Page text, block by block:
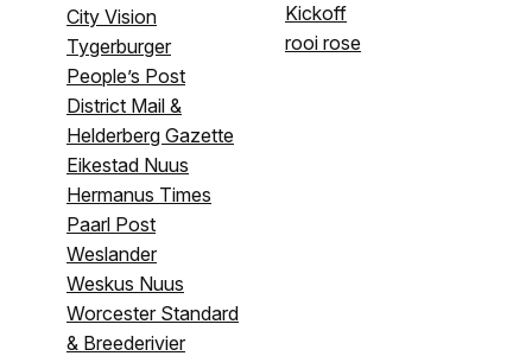
City Vision
Tygerburger
People’s Post
District Mail &
Helderberg Gazette
Eikestad Nuus
Hermanus Times
Paarl Post
Weslander
Weskus Nuus
Worcester Standard
& Breederivier
Kickoff
rooi rose